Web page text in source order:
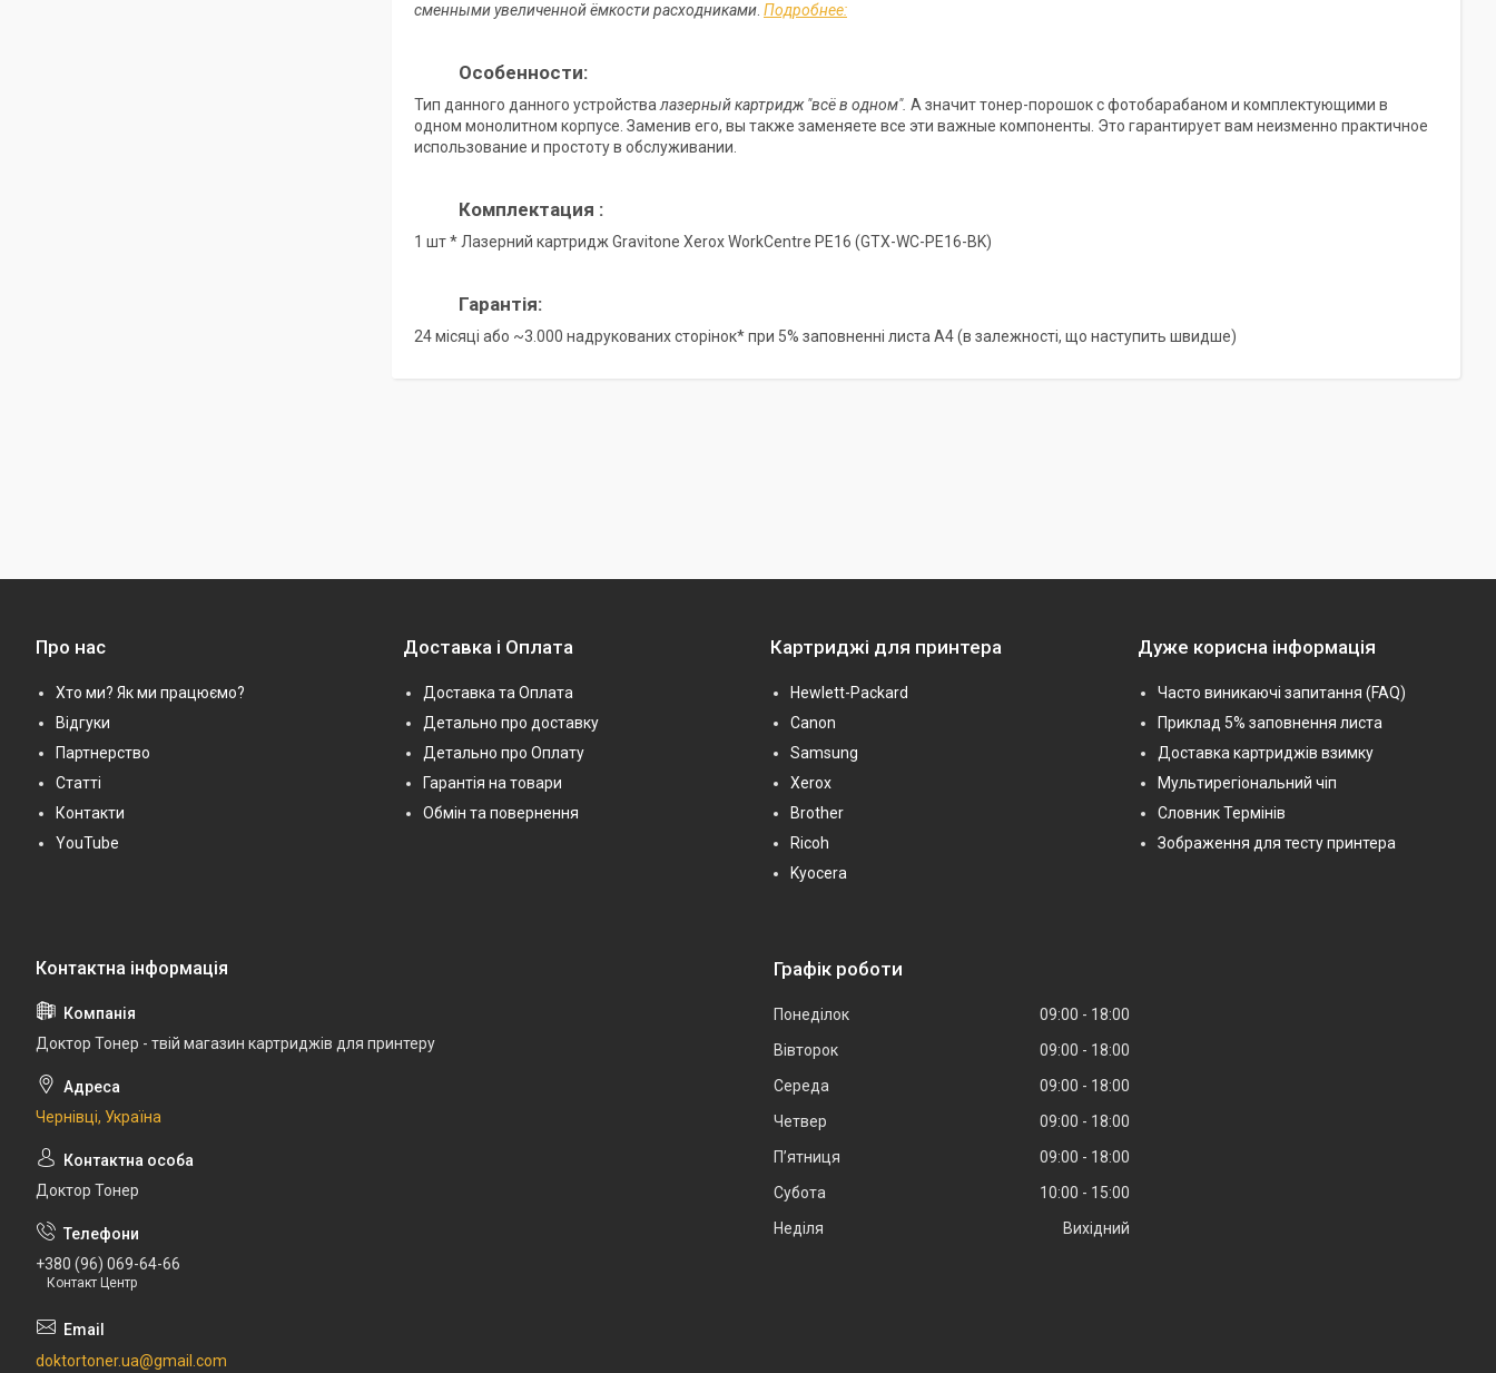
сменными увеличенной ёмкости расходниками Подробнее:
Особенности:
Тип данного данного устройства лазерный картридж "всё в одном". А значит тонер-порошок с фотобарабаном и комплектующими в
одном монолитном корпусе. Заменив его, вы также заменяете все эти важные компоненты. Это гарантирует вам неизменно практичное
использование и простоту в обслуживании.
Комплектация :
1 шт * Лазерний картридж Gravitone Xerox WorkCentre PE16 (GTX-WC-PE16-BK)
Гарантія:
24 місяці або ~3.000 надрукованих сторінок* при 5% заповненні листа А4 (в залежності, що наступить швидше)
Про нас
Хто ми? Як ми працюємо?
Відгуки
Партнерство
Статті
Контакти
YouTube
Доставка і Оплата
Доставка та Оплата
Детально про доставку
Детально про Оплату
Гарантія на товари
Обмін та повернення
Картриджі для принтера
Hewlett-Packard
Canon
Samsung
Xerox
Brother
Ricoh
Kyocera
Дуже корисна інформація
Часто виникаючі запитання (FAQ)
Приклад 5% заповнення листа
Доставка картриджів взимку
Мультирегіональний чіп
Словник Термінів
Зображення для тесту принтера
Доктор Тонер - твій магазин картриджів для принтеру
Чернівці, Україна
Доктор Тонер
+380 (96) 069-64-66
Контакт Центр
doktortoner.ua@gmail.com
Графік роботи
Понеділок 09:00
18:00
Вівторок
09:00
18:00
Середа
09:00
18:00
Четвер
09:00
18:00
Пʼятниця
09:00
18:00
Субота
10:00
15:00
Неділя
Вихідний